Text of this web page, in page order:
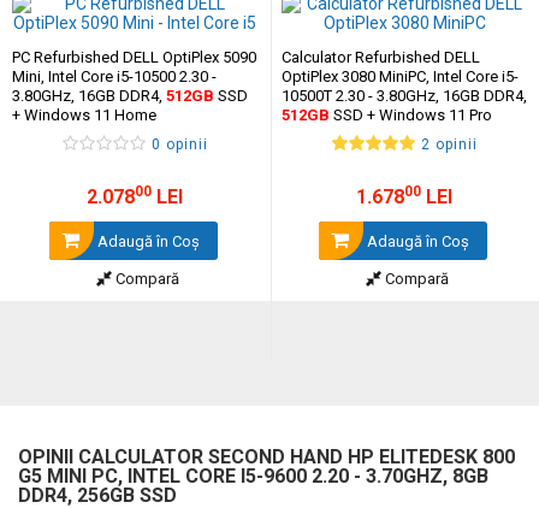
PC Refurbished DELL OptiPlex 5090
Mini, Intel Core i5-10500 2.30 -
3.80GHz, 16GB DDR4, 512GB SSD
+ Windows 11 Home
0 opinii
2.07800 LEI
Adaugă în Coş
Compară
Calculator Refurbished DELL
OptiPlex 3080 MiniPC, Intel Core i5-
10500T 2.30 - 3.80GHz, 16GB DDR4,
512GB SSD + Windows 11 Pro
2 opinii
1.67800 LEI
Adaugă în Coş
Compară
OPINII CALCULATOR SECOND HAND HP ELITEDESK 800
G5 MINI PC, INTEL CORE I5-9600 2.20 - 3.70GHZ, 8GB
DDR4, 256GB SSD